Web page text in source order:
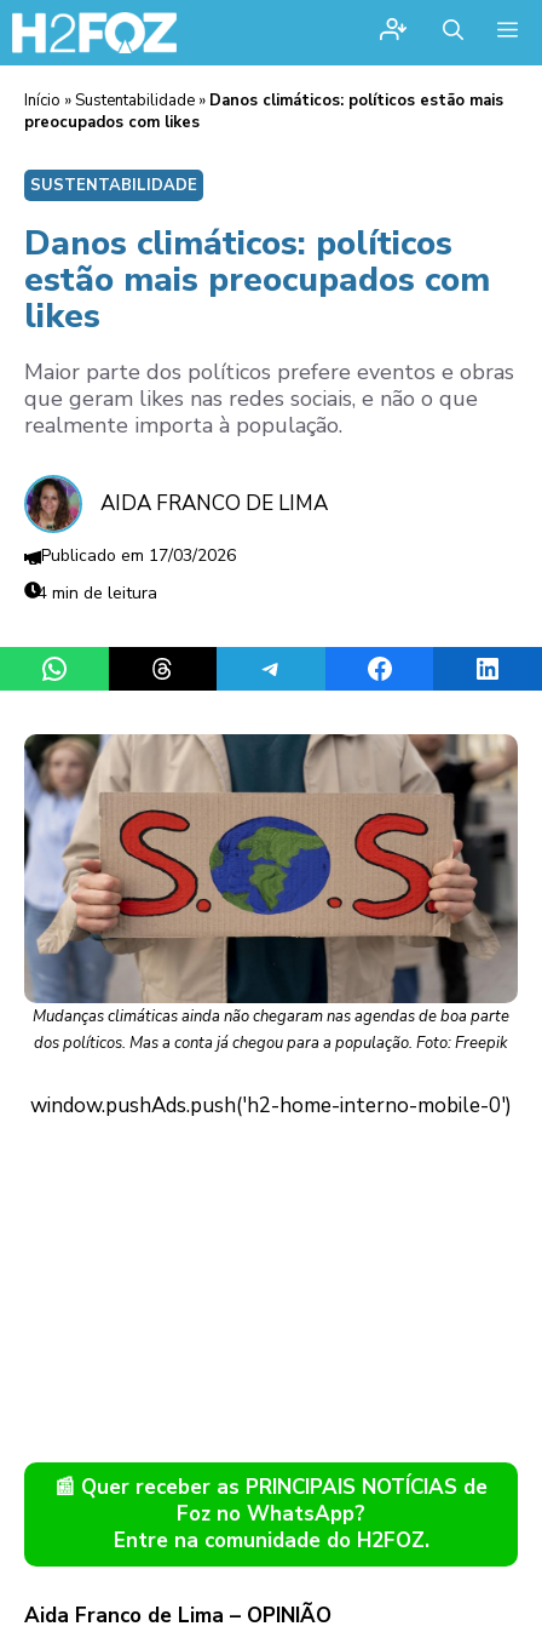
Início »Sustentabilidade » Danos climáticos: políticos estão mais
preocupados com likes
SUSTENTABILIDADE
Danos climáticos: políticos
estão mais preocupados com
likes
Maior parte dos políticos prefere eventos e obras
que geram likes nas redes sociais, e não o que
realmente importa à população.
AIDA FRANCO DE LIMA
17/03/2026
4 min de leitura
Share on WhatsAppShare on ThreadsShare on TelegramShare on Facebook
Mudanças climáticas ainda não chegaram nas agendas de boa parte
dos políticos. Mas a conta já chegou para a população. Foto: Freepik
📰 Quer receber as PRINCIPAIS NOTÍCIAS de
Foz no WhatsApp?
Entre na comunidade do H2FOZ.
Aida Franco de Lima – OPINIÃO